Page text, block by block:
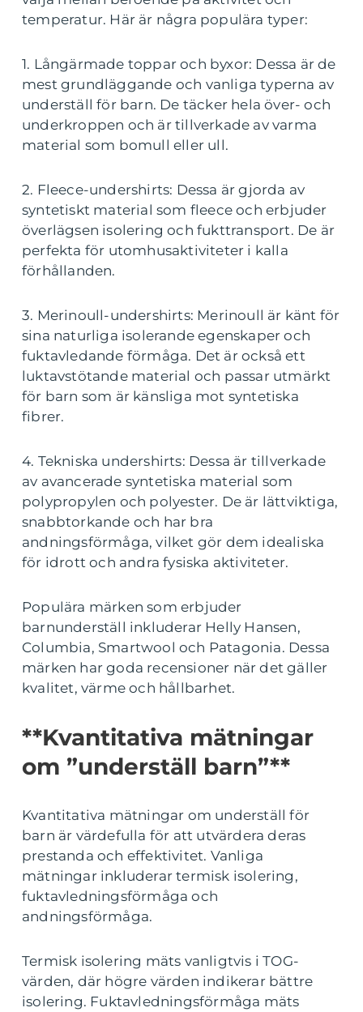
temperatur. Här är några populära typer:
1. Långärmade toppar och byxor: Dessa är de
mest grundläggande och vanliga typerna av
underställ för barn. De täcker hela över- och
underkroppen och är tillverkade av varma
material som bomull eller ull.
2. Fleece-undershirts: Dessa är gjorda av
syntetiskt material som fleece och erbjuder
överlägsen isolering och fukttransport. De är
perfekta för utomhusaktiviteter i kalla
förhållanden.
3. Merinoull-undershirts: Merinoull är känt för
sina naturliga isolerande egenskaper och
fuktavledande förmåga. Det är också ett
luktavstötande material och passar utmärkt
för barn som är känsliga mot syntetiska
fibrer.
4. Tekniska undershirts: Dessa är tillverkade
av avancerade syntetiska material som
polypropylen och polyester. De är lättviktiga,
snabbtorkande och har bra
andningsförmåga, vilket gör dem idealiska
för idrott och andra fysiska aktiviteter.
Populära märken som erbjuder
barnunderställ inkluderar Helly Hansen,
Columbia, Smartwool och Patagonia. Dessa
märken har goda recensioner när det gäller
kvalitet, värme och hållbarhet.
**Kvantitativa mätningar
om ”underställ barn”**
Kvantitativa mätningar om underställ för
barn är värdefulla för att utvärdera deras
prestanda och effektivitet. Vanliga
mätningar inkluderar termisk isolering,
fuktavledningsförmåga och
andningsförmåga.
Termisk isolering mäts vanligtvis i TOG-
värden, där högre värden indikerar bättre
isolering. Fuktavledningsförmåga mäts